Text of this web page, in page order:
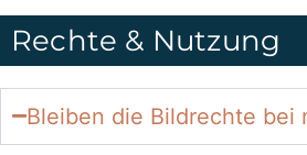
Rechte & Nutzung
Bleiben die Bildrechte bei